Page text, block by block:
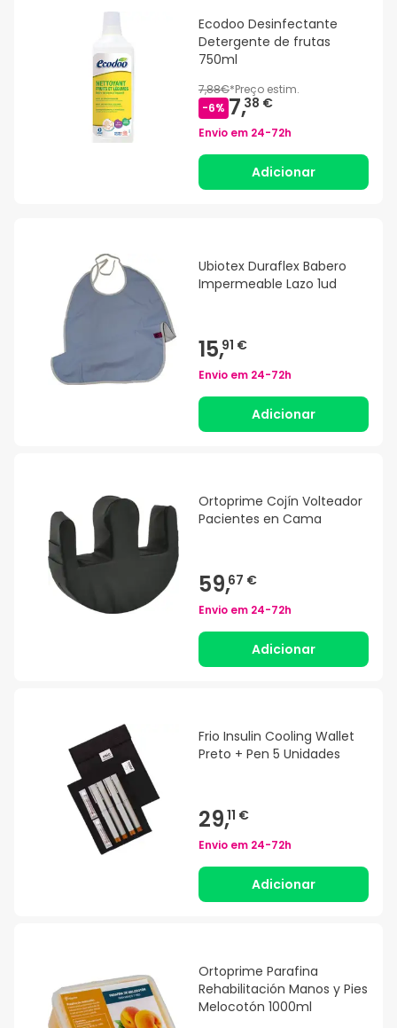
Ecodoo Desinfectante
Detergente de frutas
750ml
7,88€*Preço estim.
-6% 7,38 €
Envio em 24-72h
Adicionar
Ubiotex Duraflex Babero
Impermeable Lazo 1ud
15,91 €
Envio em 24-72h
Adicionar
Ortoprime Cojín Volteador
Pacientes en Cama
59,67 €
Envio em 24-72h
Adicionar
Frio Insulin Cooling Wallet
Preto + Pen 5 Unidades
29,11 €
Envio em 24-72h
Adicionar
Ortoprime Parafina
Rehabilitación Manos y Pies
Melocotón 1000ml